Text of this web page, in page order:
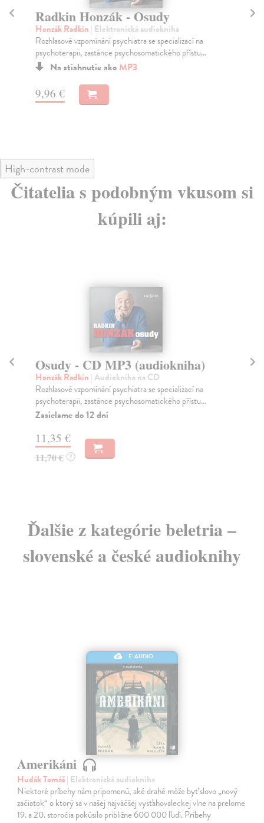
Radkin Honzák - Osudy
Honzák Radkin | Elektronická audiokniha
Rozhlasové vzpomínání psychiatra se specializací na
psychoterapii, zastánce psychosomatického přístu...
Na stiahnutie akoMP3
9,96 €
High-contrast mode
Čitatelia s podobným vkusom si
kúpili aj:
Osudy - CD MP3 (audiokniha)
Honzák Radkin | Audiokniha na CD
Rozhlasové vzpomínání psychiatra se specializací na
psychoterapii, zastánce psychosomatického přístu...
Zasielame do 12 dní
11,35 €
11,70 € ?
Ďalšie z kategórie beletria –
slovenské a české audioknihy
E-AUDIO
Amerikáni
Hudák Tomáš| Elektronická audiokniha
Niektoré príbehy nám pripomenú, aké drahé môže byť slovo „nový
začiatok“ o ktorý sa v našej najväčšej vysťahovaleckej vlne na prelome
19. a 20. storočia pokúsilo približne 600 000 ľudí. Príbehy